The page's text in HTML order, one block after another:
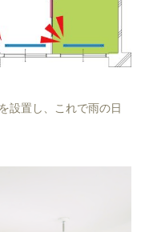
設置し、これで雨の日